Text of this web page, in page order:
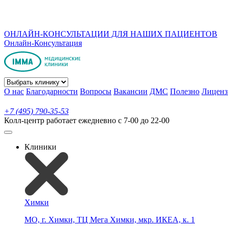
ОНЛАЙН-КОНСУЛЬТАЦИИ ДЛЯ НАШИХ ПАЦИЕНТОВ
Онлайн-Консультация
О нас Благодарности Вопросы Вакансии ДМС Полезно
+7 (495) 790-35-53
Колл-центр работает ежедневно с 7-00 до 22-00
Клиники
Химки
МО, г. Химки, ТЦ Мега Химки, мкр. ИКЕА, к. 1